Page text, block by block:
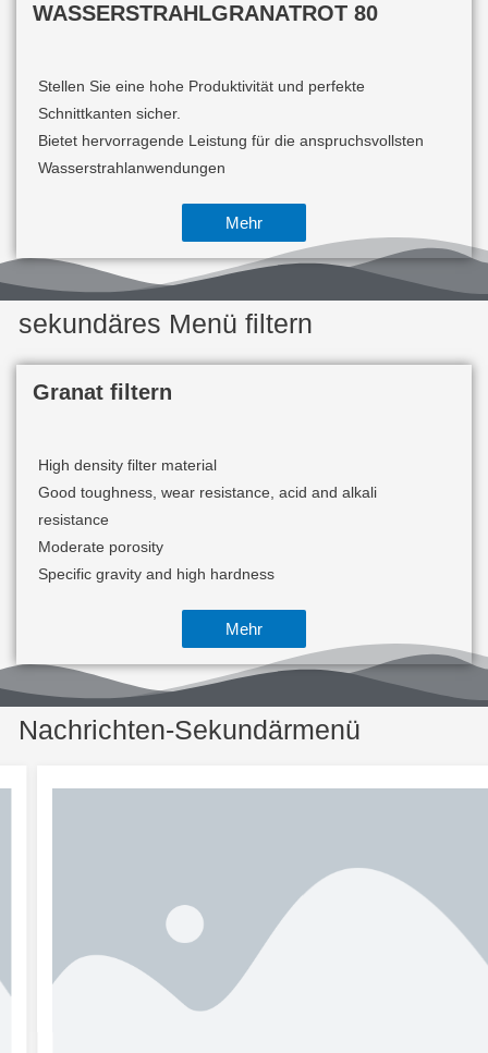
WASSERSTRAHLGRANATROT 80
Stellen Sie eine hohe Produktivität und perfekte
Schnittkanten sicher.
Bietet hervorragende Leistung für die anspruchsvollsten
Wasserstrahlanwendungen
Mehr
sekundäres Menü filtern
Granat filtern
High density filter material
Good toughness, wear resistance, acid and alkali
resistance
Moderate porosity
Specific gravity and high hardness
Mehr
Nachrichten-Sekundärmenü